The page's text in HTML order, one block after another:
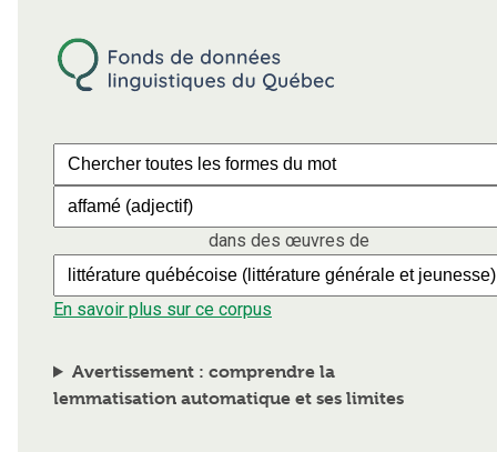
dans des œuvres de
En savoir plus sur ce corpus
Avertissement : comprendre la
lemmatisation automatique et ses limites